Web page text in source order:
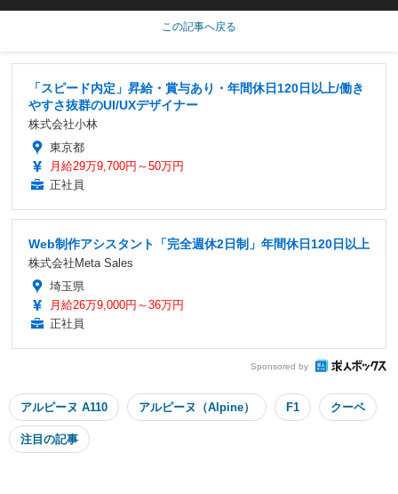
この記事へ戻る
「スピード内定」昇給・賞与あり・年間休日120日以上/働き
やすさ抜群のUI/UXデザイナー
株式会社小林
東京都
月給29万9,700円～50万円
正社員
Web制作アシスタント「完全週休2日制」年間休日120日以上
株式会社Meta Sales
埼玉県
月給26万9,000円～36万円
正社員
Sponsored by
アルピーヌ A110 アルピーヌ（Alpine） F1 クーペ
注目の記事